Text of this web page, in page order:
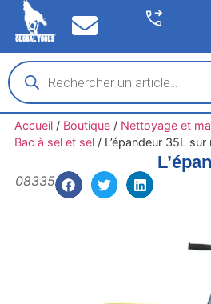
Accueil/ Boutique/ Nettoyage et
Bac à sel et sel/ L’épandeur 35L sur
08335